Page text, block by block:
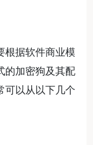
根据软件商业模
的加密狗及其配
可以从以下几个